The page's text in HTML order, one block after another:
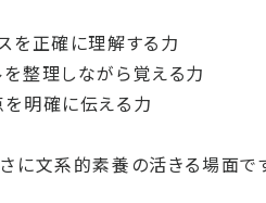
を正確に理解する力
整理しながら覚える力
明確に伝える力
に文系的素養の活きる場面で